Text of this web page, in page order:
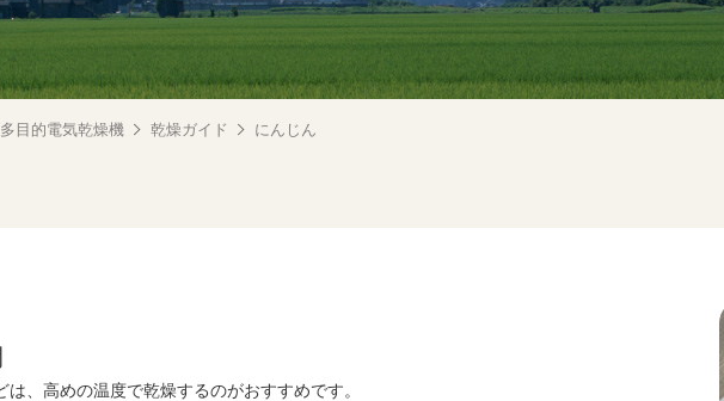
多目的電気乾燥機 乾燥ガイド にんじん
、高めの温度で乾燥するのがおすすめです。